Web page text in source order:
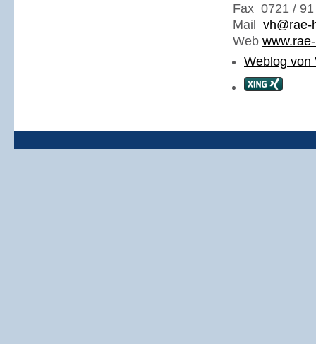
Fax 0721 /
Mail vh@rae-
Web
Weblog von